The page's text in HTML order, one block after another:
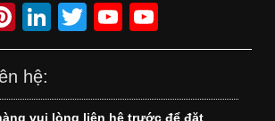
Pi
nt
er
e
Li
n
e
T
wi
er
Y
o
T
o
T
hệ:
vui lòng liên hệ trước để đặt